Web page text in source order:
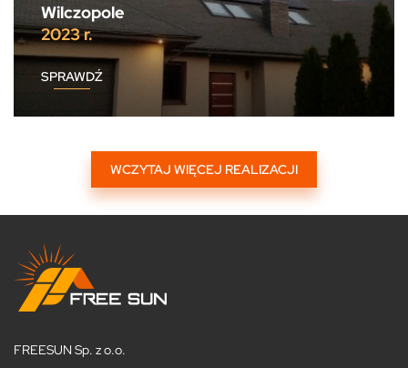
Wilczopole
2023 r.
SPRAWDŹ
WCZYTAJ WIĘCEJ REALIZACJI
FREESUN Sp. z o.o.